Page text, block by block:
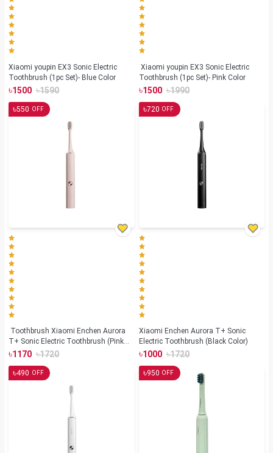
Xiaomi youpin EX3 Sonic Electric
Toothbrush (1pc Set)- Blue Color
৳1500 ৳1590
Toothbrush (1pc Set)- Pink Color
৳1500 ৳1990
৳550 OFF
Toothbrush Xiaomi Enchen Aurora
T+ Sonic Electric Toothbrush (Pink
Color)
৳1170 ৳1720
৳720 OFF
Xiaomi Enchen Aurora T+ Sonic
Electric Toothbrush (Black Color)
৳1000 ৳1720
৳490 OFF ৳950 OFF